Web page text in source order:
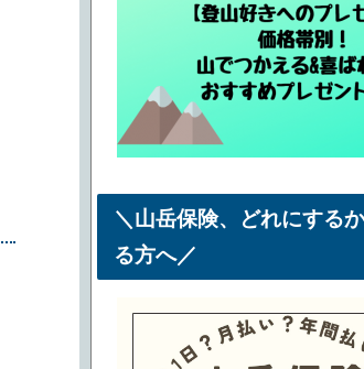
＼山岳保険、どれにする
る方へ／